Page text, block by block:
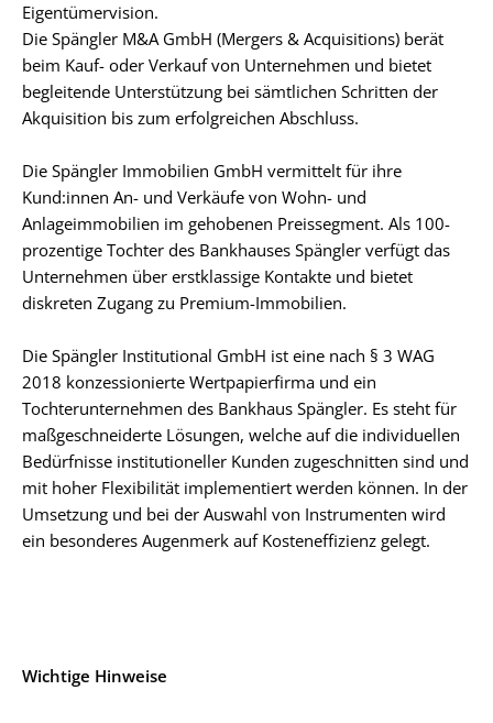
Eigentümervision.
Die Spängler M&A GmbH (Mergers & Acquisitions) berät
beim Kauf- oder Verkauf von Unternehmen und bietet
begleitende Unterstützung bei sämtlichen Schritten der
Akquisition bis zum erfolgreichen Abschluss.
Die Spängler Immobilien GmbH vermittelt für ihre
Kund:innen An- und Verkäufe von Wohn- und
Anlageimmobilien im gehobenen Preissegment. Als 100-
prozentige Tochter des Bankhauses Spängler verfügt das
Unternehmen über erstklassige Kontakte und bietet
diskreten Zugang zu Premium-Immobilien.
Die Spängler Institutional GmbH ist eine nach § 3 WAG
2018 konzessionierte Wertpapierfirma und ein
Tochterunternehmen des Bankhaus Spängler. Es steht für
maßgeschneiderte Lösungen, welche auf die individuellen
Bedürfnisse institutioneller Kunden zugeschnitten sind und
mit hoher Flexibilität implementiert werden können. In der
Umsetzung und bei der Auswahl von Instrumenten wird
ein besonderes Augenmerk auf Kosteneffizienz gelegt.
Wichtige Hinweise